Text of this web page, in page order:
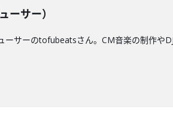
サー）
サーのtofubeatsさん。CM音楽の制作や